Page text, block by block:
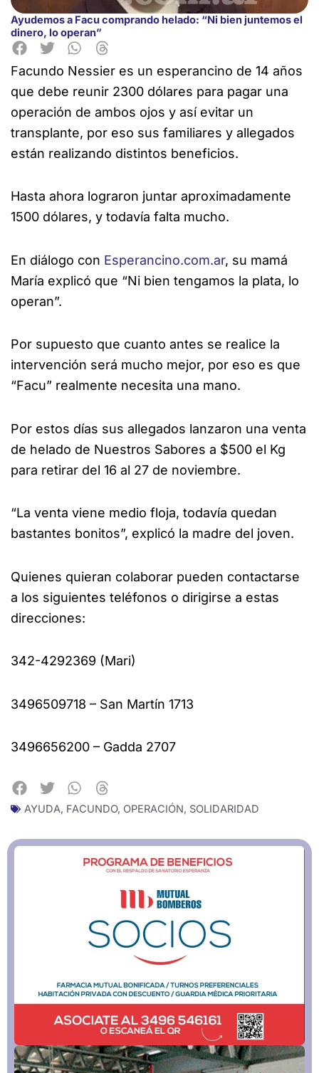
Ayudemos a Facu comprando helado: “Ni bien juntemos el
dinero, lo operan”
Facundo Nessier es un esperancino de 14 años
que debe reunir 2300 dólares para pagar una
operación de ambos ojos y así evitar un
transplante, por eso sus familiares y allegados
están realizando distintos beneficios.
Hasta ahora lograron juntar aproximadamente
1500 dólares, y todavía falta mucho.
En diálogo con Esperancino.com.ar, su mamá
María explicó que “Ni bien tengamos la plata, lo
operan”.
Por supuesto que cuanto antes se realice la
intervención será mucho mejor, por eso es que
“Facu” realmente necesita una mano.
Por estos días sus allegados lanzaron una venta
de helado de Nuestros Sabores a $500 el Kg
para retirar del 16 al 27 de noviembre.
“La venta viene medio floja, todavía quedan
bastantes bonitos”, explicó la madre del joven.
Quienes quieran colaborar pueden contactarse
a los siguientes teléfonos o dirigirse a estas
direcciones:
342-4292369 (Mari)
3496509718 – San Martín 1713
3496656200 – Gadda 2707
AYUDA, FACUNDO, OPERACIÓN, SOLIDARIDAD